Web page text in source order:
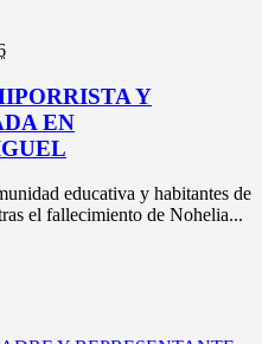
Y
EN
educativa y habitantes de
el fallecimiento de Nohelia...